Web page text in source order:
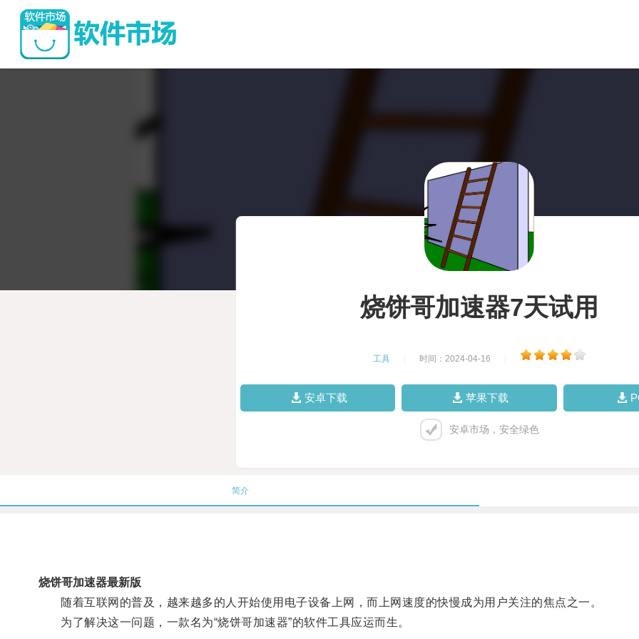
烧饼哥加速器7天试用
工具 时间：2024-04-16
安卓下载 苹果下载
安卓市场，安全绿色
简介
烧饼哥加速器最新版
随着互联网的普及，越来越多的人开始使用电子设备上网，而上网速度的快慢成为用户关注的焦点之一。
为了解决这一问题，一款名为“烧饼哥加速器”的软件工具应运而生。